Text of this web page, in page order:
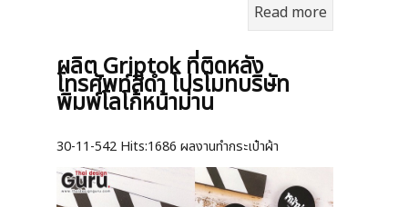
Read more
ผลิต Griptok ที่ติดหลัง
โทรศัพท์สีดำ โปรโมทบริษัท
พิมพ์โลโก้หน้าม่าน
30-11-542 Hits:1686 ผลงานทำกระเป๋าผ้า